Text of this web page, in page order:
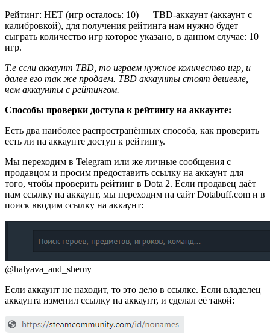
Рейтинг: НЕТ (игр осталось: 10) — TBD-аккаунт (аккаунт с
калибровкой), для получения рейтинга нам нужно будет
сыграть количество игр которое указано, в данном случае: 10
игр.
Т.е ссли аккаунт TBD, то играем нужное количество игр, и
далее его так же продаем. TBD аккаунты стоят дешевле,
чем аккаунты с рейтингом.
Способы проверки доступа к рейтингу на аккаунте:
Есть два наиболее распространённых способа, как проверить
есть ли на аккаунте доступ к рейтингу.
Мы переходим в Telegram или же личные сообщения с
продавцом и просим предоставить ссылку на аккаунт для
того, чтобы проверить рейтинг в Dota 2. Если продавец даёт
нам ссылку на аккаунт, мы переходим на сайт Dotabuff.com и в
поиск вводим ссылку на аккаунт:
@halyava_and_shemy
Если аккаунт не находит, то это дело в ссылке. Если владелец
аккаунта изменил ссылку на аккаунт, и сделал её такой: